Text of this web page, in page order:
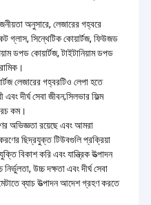
অনুসারে, লেজারের গহ্বরে
গ্লাস, সিন্থেটিক কোয়ার্টজ, ফিউজড
ডপড কোয়ার্টজ, টাইটানিয়াম ডপড
লেজারের গহ্বরটিও লেপা হতে
দীর্ঘ সেবা জীবন;সিলভার ফিল্ম
কম।
অভিজ্ঞতা রয়েছে এবং আমরা
ছিদ্রযুক্ত টিউবগুলি প্রক্রিয়া
বিকাশ করি এবং যান্ত্রিক উত্পাদন
উচ্চ দক্ষতা এবং দীর্ঘ সেবা
ব্যাচ উত্পাদন আদেশ গ্রহণ করতে